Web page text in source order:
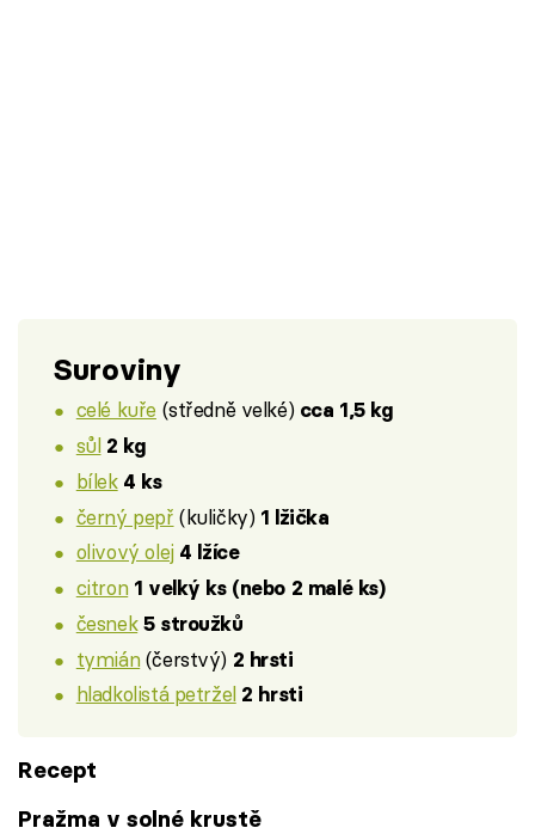
Suroviny
celé kuře (středně velké) cca 1,5 kg
sůl 2 kg
bílek 4 ks
černý pepř (kuličky) 1 lžička
olivový olej 4 lžíce
citron 1 velký ks (nebo 2 malé ks)
česnek 5 stroužků
tymián(čerstvý) 2 hrsti
hladkolistá petržel 2 hrsti
Recept
Pražma v solné krustě